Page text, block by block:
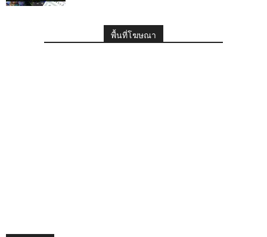
พื้นที่โฆษณา